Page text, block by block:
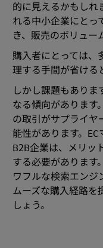
的に見えるかもしれ
れる中小企業にとっ
き、販売のボリュー
購入者にとっては、
理する手間が省ける
しかし課題もありま
なる傾向があります
の取引がサプライヤ
能性があります。
B2B企業は、メリッ
する必要があります
ワフルな検索エンジ
ムーズな購入経路を
しょう。